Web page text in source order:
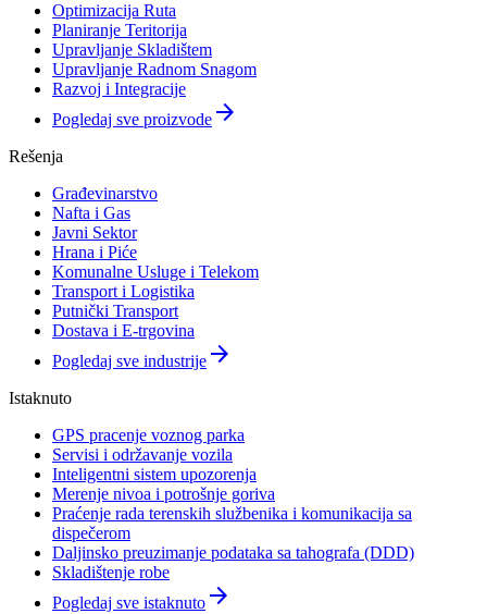
Optimizacija Ruta
Planiranje Teritorija
Upravljanje Skladištem
Upravljanje Radnom Snagom
Razvoj i Integracije
Pogledaj sve proizvode arrow_forward
Rešenja
Građevinarstvo
Nafta i Gas
Javni Sektor
Hrana i Piće
Komunalne Usluge i Telekom
Transport i Logistika
Putnički Transport
Dostava i E-trgovina
Pogledaj sve industrije arrow_forward
Istaknuto
GPS pracenje voznog parka
Servisi i održavanje vozila
Inteligentni sistem upozorenja
Merenje nivoa i potrošnje goriva
Praćenje rada terenskih službenika i komunikacija sa
dispečerom
Daljinsko preuzimanje podataka sa tahografa (DDD)
Skladištenje robe
Pogledaj sve istaknuto arrow_forward